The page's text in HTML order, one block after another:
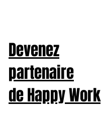
Devenez
partenaire
de Happy Work